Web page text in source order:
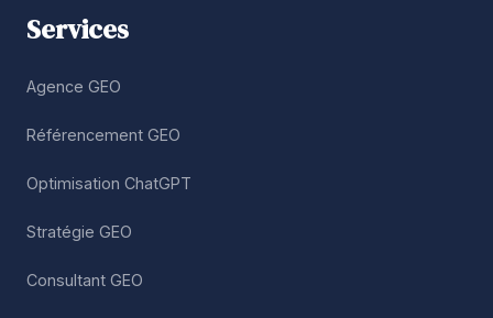
Services
Agence GEO
Référencement GEO
Optimisation ChatGPT
Stratégie GEO
Consultant GEO